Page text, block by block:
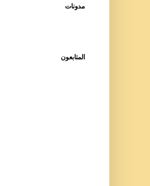
مدونات
المتابعون